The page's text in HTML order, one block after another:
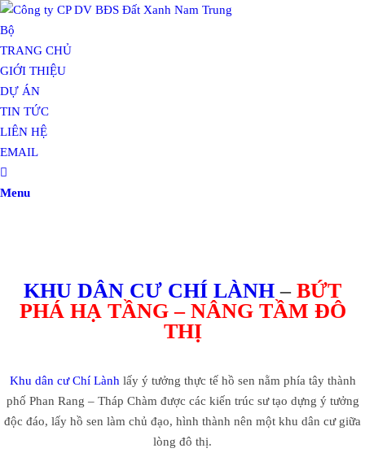
TRANG CHỦ
GIỚI THIỆU
DỰ ÁN
TIN TỨC
LIÊN HỆ
EMAIL
Menu
KHU DÂN CƯ CHÍ LÀNH – BỨT
PHÁ HẠ TẦNG – NÂNG TẦM ĐÔ
THỊ
Khu dân cư Chí Lành lấy ý tưởng thực tế hồ sen nằm phía tây thành
phố Phan Rang – Tháp Chàm được các kiến trúc sư tạo dựng ý tưởng
độc đáo, lấy hồ sen làm chủ đạo, hình thành nên một khu dân cư giữa
lòng đô thị.